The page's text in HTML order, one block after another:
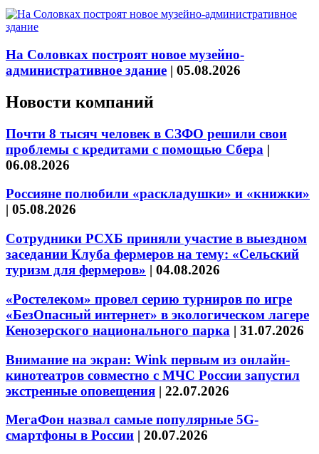
На Соловках построят новое музейно-
административное здание | 05.08.2026
Новости компаний
Почти 8 тысяч человек в СЗФО решили свои
проблемы с кредитами с помощью Сбера |
06.08.2026
Россияне полюбили «раскладушки» и «книжки»
| 05.08.2026
Сотрудники РСХБ приняли участие в выездном
заседании Клуба фермеров на тему: «Сельский
туризм для фермеров» | 04.08.2026
«Ростелеком» провел серию турниров по игре
«БезОпасный интернет» в экологическом лагере
Кенозерского национального парка | 31.07.2026
Внимание на экран: Wink первым из онлайн-
кинотеатров совместно с МЧС России запустил
экстренные оповещения | 22.07.2026
МегаФон назвал самые популярные 5G-
смартфоны в России | 20.07.2026